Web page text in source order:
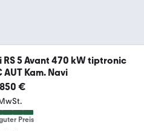
RS 5 Avant 470 kW tiptronic
AUT Kam. Navi
€
Preis